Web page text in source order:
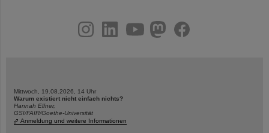
youtubehelmholtz.socialfacebook
Mittwoch, 19.08.2026, 14 Uhr
Warum existiert nicht einfach nichts?
Hannah Elfner,
GSI/FAIR/Goethe-Universität
Anmeldung und weitere Informationen